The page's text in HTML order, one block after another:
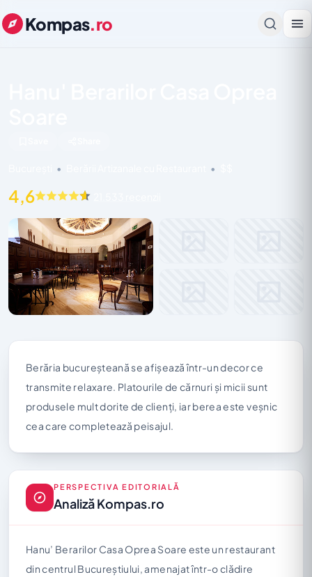
Kompas.ro
• •
4,6
Berăria bucureşteană se afișează într-un decor ce
transmite relaxare. Platourile de cărnuri și micii sunt
produsele mult dorite de clienți, iar berea este veșnic
cea care completează peisajul.
PERSPECTIVA EDITORIALĂ
Analiză Kompas.ro
Hanu’ Berarilor Casa Oprea Soare este un restaurant
din centrul Bucureștiului, amenajat într-o clădire